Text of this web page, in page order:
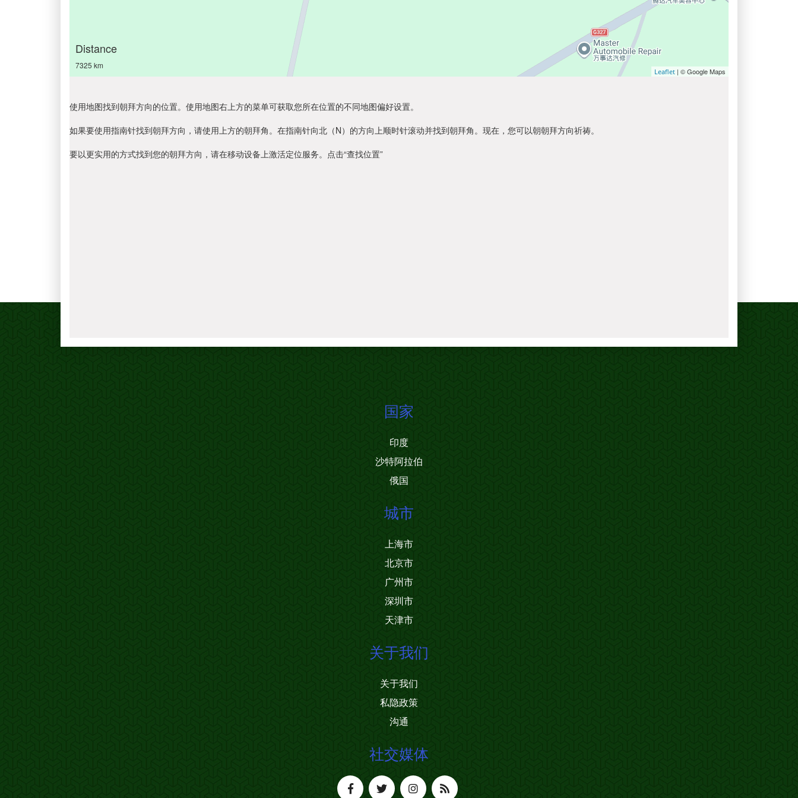
Distance
7325 km
Leaflet | © Google Maps
使用地图找到朝拜方向的位置。使用地图右上方的菜单可获取您所在位置的不同地图偏好设置。
如果要使用指南针找到朝拜方向，请使用上方的朝拜角。在指南针向北（N）的方向上顺时针滚动并找到朝拜角。现在，您可以朝朝拜方向祈祷。
要以更实用的方式找到您的朝拜方向，请在移动设备上激活定位服务。点击“查找位置”
国家
印度
沙特阿拉伯
俄国
城市
上海市
北京市
广州市
深圳市
天津市
关于我们
关于我们
私隐政策
沟通
社交媒体